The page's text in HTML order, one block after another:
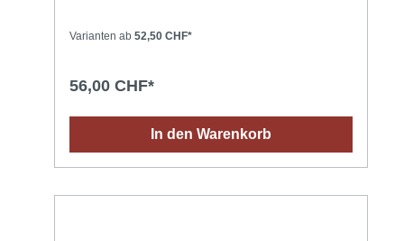
Varianten ab 52,50 CHF*
56,00 CHF*
In den Warenkorb